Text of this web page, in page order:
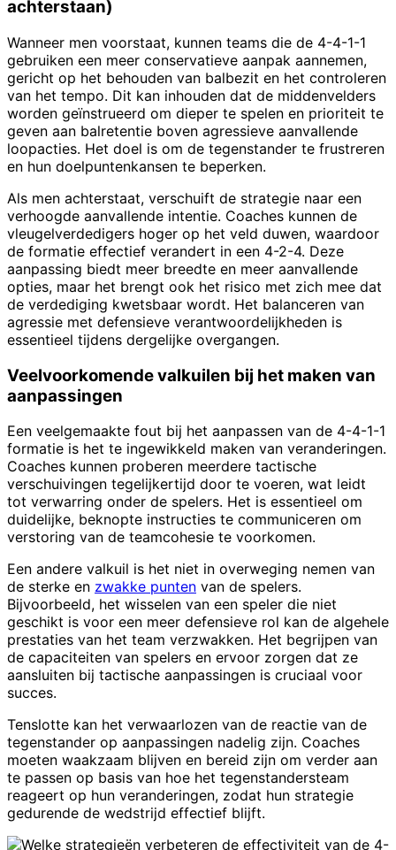
achterstaan)
Wanneer men voorstaat, kunnen teams die de 4-4-1-1
gebruiken een meer conservatieve aanpak aannemen,
gericht op het behouden van balbezit en het controleren
van het tempo. Dit kan inhouden dat de middenvelders
worden geïnstrueerd om dieper te spelen en prioriteit te
geven aan balretentie boven agressieve aanvallende
loopacties. Het doel is om de tegenstander te frustreren
en hun doelpuntenkansen te beperken.
Als men achterstaat, verschuift de strategie naar een
verhoogde aanvallende intentie. Coaches kunnen de
vleugelverdedigers hoger op het veld duwen, waardoor
de formatie effectief verandert in een 4-2-4. Deze
aanpassing biedt meer breedte en meer aanvallende
opties, maar het brengt ook het risico met zich mee dat
de verdediging kwetsbaar wordt. Het balanceren van
agressie met defensieve verantwoordelijkheden is
essentieel tijdens dergelijke overgangen.
Veelvoorkomende valkuilen bij het maken van
aanpassingen
Een veelgemaakte fout bij het aanpassen van de 4-4-1-1
formatie is het te ingewikkeld maken van veranderingen.
Coaches kunnen proberen meerdere tactische
verschuivingen tegelijkertijd door te voeren, wat leidt
tot verwarring onder de spelers. Het is essentieel om
duidelijke, beknopte instructies te communiceren om
verstoring van de teamcohesie te voorkomen.
Een andere valkuil is het niet in overweging nemen van
de sterke en zwakke punten van de spelers.
Bijvoorbeeld, het wisselen van een speler die niet
geschikt is voor een meer defensieve rol kan de algehele
prestaties van het team verzwakken. Het begrijpen van
de capaciteiten van spelers en ervoor zorgen dat ze
aansluiten bij tactische aanpassingen is cruciaal voor
succes.
Tenslotte kan het verwaarlozen van de reactie van de
tegenstander op aanpassingen nadelig zijn. Coaches
moeten waakzaam blijven en bereid zijn om verder aan
te passen op basis van hoe het tegenstandersteam
reageert op hun veranderingen, zodat hun strategie
gedurende de wedstrijd effectief blijft.